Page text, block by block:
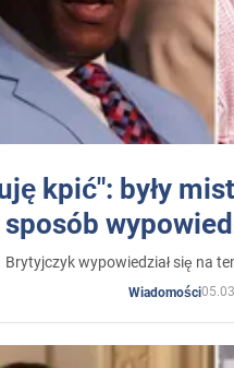
kpić": były
sposób
Brytyjczyk wypowiedział się na
Wiadomości